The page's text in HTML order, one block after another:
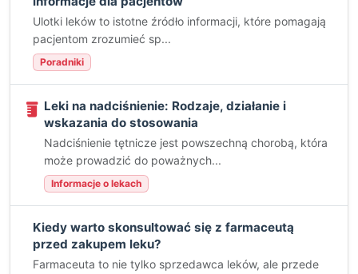
Ulotki leków to istotne źródło informacji, które pomagają
pacjentom zrozumieć sp...
Poradniki
Leki na nadciśnienie: Rodzaje, działanie i
wskazania do stosowania
Nadciśnienie tętnicze jest powszechną chorobą, która
może prowadzić do poważnych...
Informacje o lekach
Kiedy warto skonsultować się z farmaceutą
przed zakupem leku?
Farmaceuta to nie tylko sprzedawca leków, ale przede